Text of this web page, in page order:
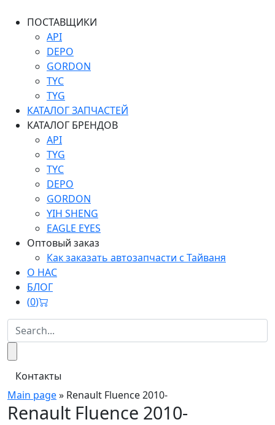
ПОСТАВЩИКИ
API
DEPO
GORDON
TYC
TYG
КАТАЛОГ ЗАПЧАСТЕЙ
КАТАЛОГ БРЕНДОВ
API
TYG
TYC
DEPO
GORDON
YIH SHENG
EAGLE EYES
Оптовый заказ
Как заказать автозапчасти с Тайваня
О НАС
БЛОГ
(0)
Контакты
Main page» Renault Fluence 2010-
Renault Fluence 2010-